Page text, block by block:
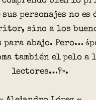
personajes no es
sino a los
para abajo. Pero…
también el pelo a
lectores…?».